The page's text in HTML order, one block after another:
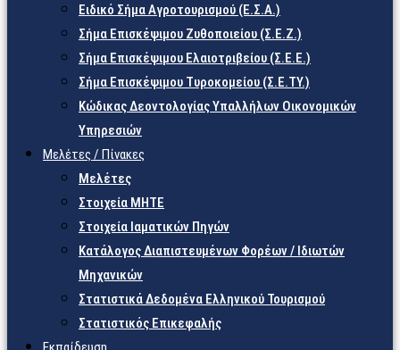
Ειδικό Σήμα Αγροτουρισμού (Ε.Σ.Α.)
Σήμα Επισκέψιμου Ζυθοποιείου (Σ.Ε.Ζ.)
Σήμα Επισκέψιμου Ελαιοτριβείου (Σ.Ε.Ε.)
Σήμα Επισκέψιμου Τυροκομείου (Σ.Ε.TY.)
Κώδικας Δεοντολογίας Υπαλλήλων Οικονομικών
Υπηρεσιών
Μελέτες / Πίνακες
Μελέτες
Στοιχεία ΜΗΤΕ
Στοιχεία Ιαματικών Πηγών
Κατάλογος Διαπιστευμένων Φορέων / Ιδιωτών
Μηχανικών
Στατιστικά Δεδομένα Ελληνικού Τουρισμού
Στατιστικός Επικεφαλής